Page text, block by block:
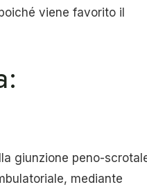
viene favorito il
giunzione peno-
mediante